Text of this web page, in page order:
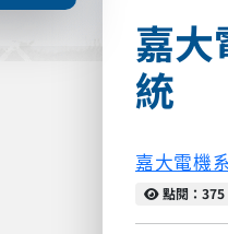
嘉大
統
嘉大電機
點閱
點閱：375